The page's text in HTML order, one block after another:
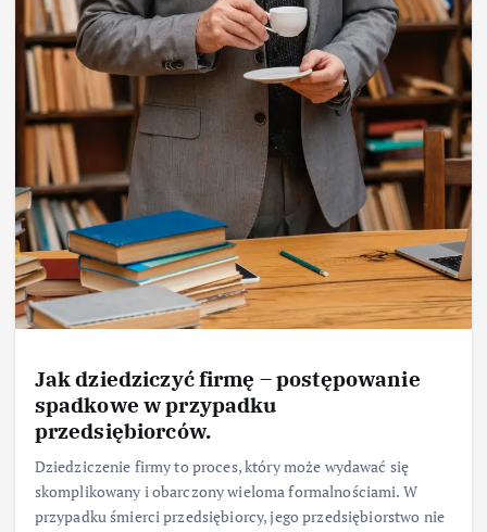
Jak dziedziczyć firmę – postępowanie
spadkowe w przypadku
przedsiębiorców.
Dziedziczenie firmy to proces, który może wydawać się
skomplikowany i obarczony wieloma formalnościami. W
przypadku śmierci przedsiębiorcy, jego przedsiębiorstwo nie